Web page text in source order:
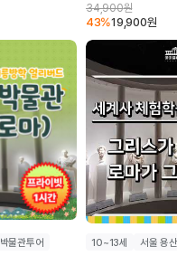
34,900원
43%19,900원
박물관투어 10~13세 서울 용